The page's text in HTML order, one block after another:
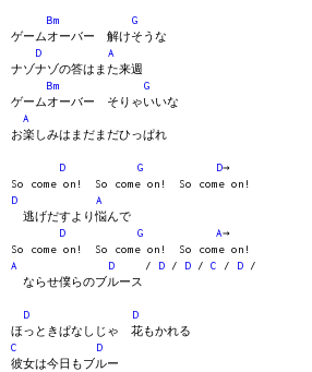
Bm
G
ゲームオーバー 解けそうな
D
A
ナゾナゾの答はまた来週
Bm
G
ゲームオーバー そりゃいいな
A
お楽しみはまだまだひっぱれ
D G D→
So come on! So come on! So come on!
D
A
逃げだすより悩んで
D
G A→
So come on! So come on! So come on!
A
D / D / D / C / D /
ならせ僕らのブルース
D
D
ほっときぱなしじゃ 花もかれる
C
D
彼女は今日もブルー